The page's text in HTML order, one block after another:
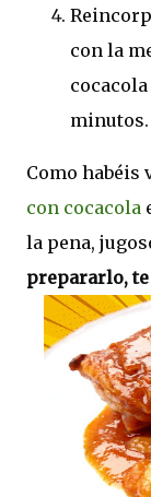
con la
minutos.
Como habéis
con cocacola
la pena,
prepararlo, te